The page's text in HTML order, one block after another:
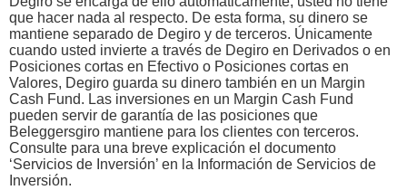
que hacer nada al respecto. De esta forma, su dinero se
mantiene separado de Degiro y de terceros. Únicamente
cuando usted invierte a través de Degiro en Derivados o en
Posiciones cortas en Efectivo o Posiciones cortas en
Valores, Degiro guarda su dinero también en un Margin
Cash Fund. Las inversiones en un Margin Cash Fund
pueden servir de garantía de las posiciones que
Beleggersgiro mantiene para los clientes con terceros.
Consulte para una breve explicación el documento
‘Servicios de Inversión’ en la Información de Servicios de
Inversión.